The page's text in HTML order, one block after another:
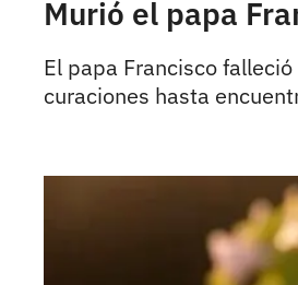
Murió el papa
El papa Francisco
curaciones hasta